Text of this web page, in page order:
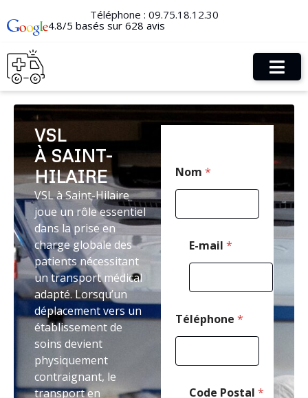
Téléphone : 09.75.18.12.30
4.8/5 basés sur 628 avis
VSL
À SAINT-
HILAIRE
VSL à Saint-Hilaire
joue un rôle essentiel
dans la prise en
charge globale des
patients nécessitant
un transport médical
adapté. Lorsqu’un
déplacement vers un
établissement de
soins devient
physiquement
contraignant, le
transport en
o
s
a
o
e
Nom *
E-mail *
Téléphone *
Code Postal *